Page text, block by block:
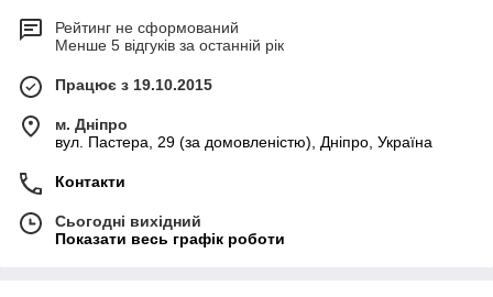
Рейтинг не сформований
Менше 5 відгуків за останній рік
Працює з 19.10.2015
м. Дніпро
вул. Пастера, 29 (за домовленістю), Дніпро, Україна
Контакти
Сьогодні вихідний
Показати весь графік роботи